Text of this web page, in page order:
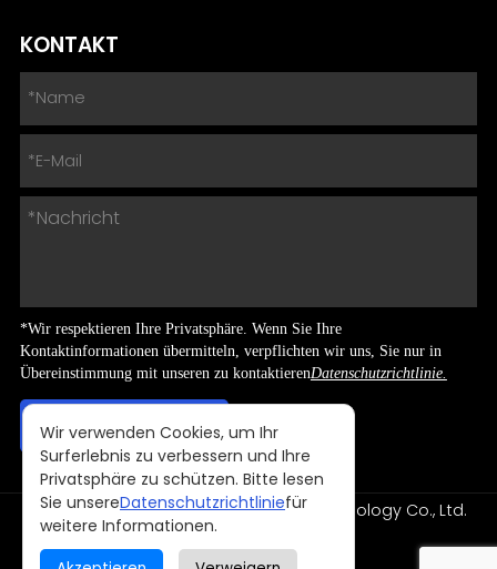
KONTAKT
*Wir respektieren Ihre Privatsphäre. Wenn Sie Ihre
Kontaktinformationen übermitteln, verpflichten wir uns, Sie nur in
Übereinstimmung mit unseren zu kontaktierenDatenschutzrichtlinie.
Copyright © 2024 Shenzhen NNPO Technology Co., Ltd.
Alle Rechte vorbehalten
Entworfen von
Wir verwenden Cookies, um Ihr
Surferlebnis zu verbessern und Ihre
Privatsphäre zu schützen. Bitte lesen
Sie unsereDatenschutzrichtliniefür
weitere Informationen.